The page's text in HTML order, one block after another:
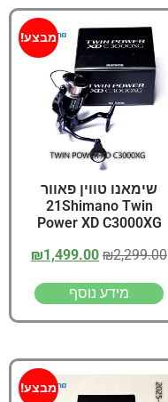
מבצע!
שימאנו טווין פאוור
21Shimano Twin
Power XD C3000XG
₪2,299.00
₪1,499.00
מידע נוסף
מבצע!